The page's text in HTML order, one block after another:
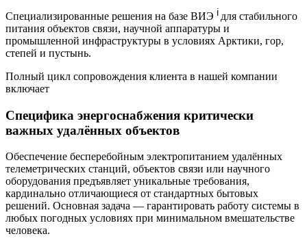
Специализированные решения на базе ВИЭ ℹ️ для стабильного
питания объектов связи, научной аппаратуры и
промышленной инфраструктуры в условиях Арктики, гор,
степей и пустынь.
Полный цикл сопровождения клиента в нашей компании
включает
Специфика энергоснабжения критически
важных удалённых объектов
Обеспечение бесперебойным электропитанием удалённых
телеметрических станций, объектов связи или научного
оборудования предъявляет уникальные требования,
кардинально отличающиеся от стандартных бытовых
решений. Основная задача — гарантировать работу системы в
любых погодных условиях при минимальном вмешательстве
человека.